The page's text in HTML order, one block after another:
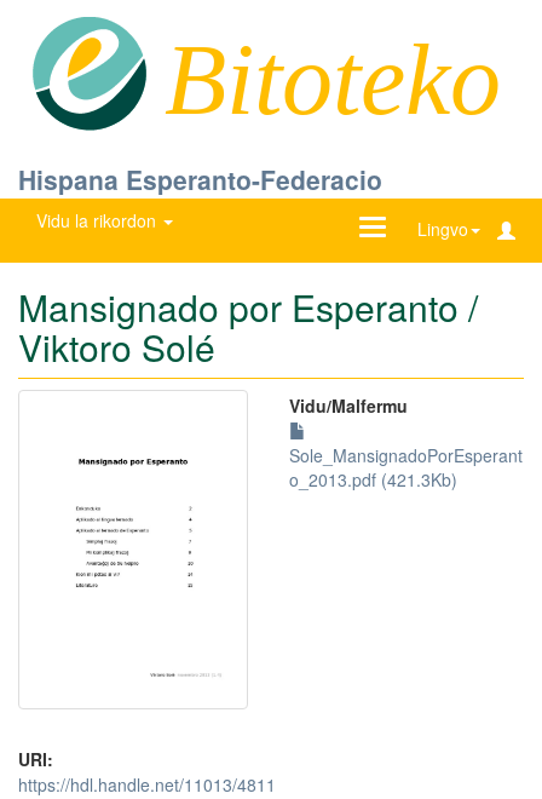
Bitoteko
Hispana Esperanto-Federacio
Vidu la rikordon Lingvo
Ŝanĝu
Mansignado por Esperanto /
Viktoro Solé
Vidu/Malfermu
Sole_MansignadoPorEsperant
o_2013.pdf (421.3Kb)
URI:
https://hdl.handle.net/11013/4811